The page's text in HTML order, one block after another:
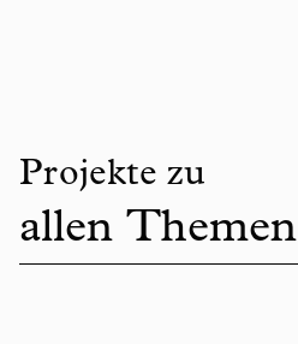
Skip to content
Projekte zu
allen Themen